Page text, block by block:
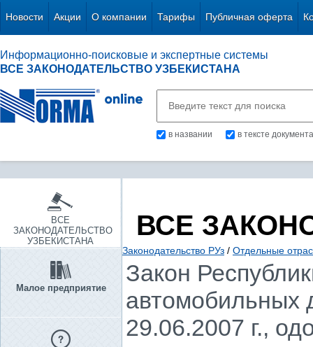
Новости Акции О компании Тарифы Публичная оферта
Информационно-поисковые и экспертные системы
ВСЕ ЗАКОНОДАТЕЛЬСТВО УЗБЕКИСТАНА
в названии в тексте документа
ВСЕ
ЗАКОНОДАТЕЛЬСТВО
УЗБЕКИСТАНА
Малое предприятие
ВСЕ
Законодательство РУз / Отдельные
Закон
автомобильных
29.06.2007 г.,